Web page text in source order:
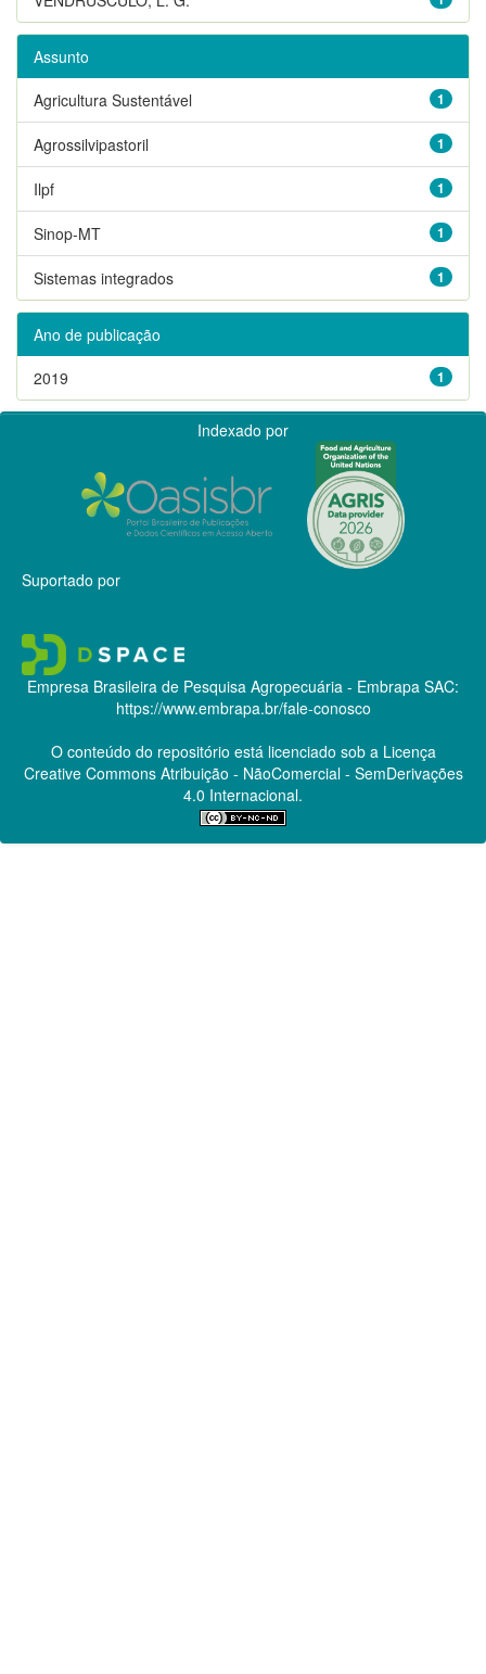
Assunto
1
Agricultura Sustentável
1
Agrossilvipastoril
1
Ilpf
1
Sinop-MT
1
Sistemas integrados
Ano de publicação
1
2019
Indexado por
Suportado por
Empresa Brasileira de Pesquisa Agropecuária - Embrapa SAC:
https://www.embrapa.br/fale-conosco
O conteúdo do repositório está licenciado sob a Licença
Creative CommonsAtribuição - NãoComercial - SemDerivações
4.0 Internacional.